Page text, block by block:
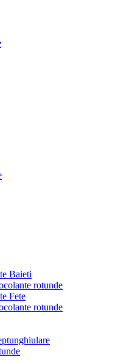
Baieti
rotunde
Fete
rotunde